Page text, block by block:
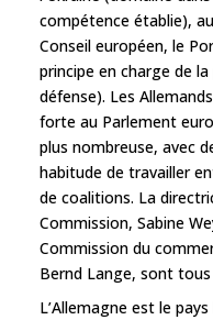
compétence établie),
Conseil européen, le
principe en charge de
défense). Les
forte au Parlement
plus nombreuse, avec
habitude de travailler
de coalitions. La
Commission, Sabine
Commission du
Bernd Lange, sont
L’Allemagne est le